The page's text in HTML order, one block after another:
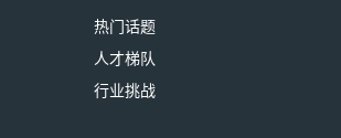
热门话题
人才梯队
行业挑战